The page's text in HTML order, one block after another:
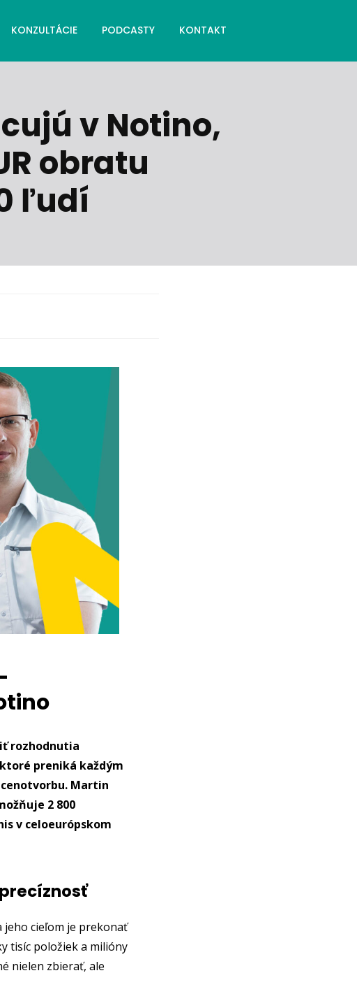
KONZULTÁCIE PODCASTY KONTAKT
v Notino,
obratu
ľudí
rozhodnutia
preniká každým
Martin
2 800
v celoeurópskom
jeho cieľom je prekonať
tisíc položiek a milióny
nielen zbierať, ale